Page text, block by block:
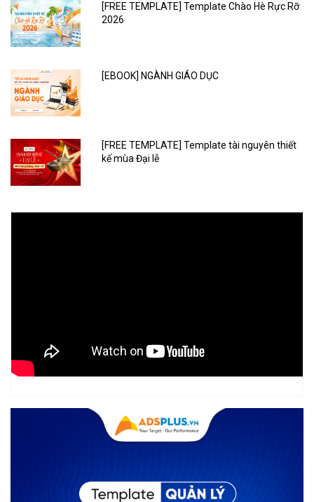
[FREE TEMPLATE] Template Chào Hè Rực Rỡ
2026
[EBOOK] NGÀNH GIÁO DỤC
[FREE TEMPLATE] Template tài nguyên thiết
kế mùa Đại lễ